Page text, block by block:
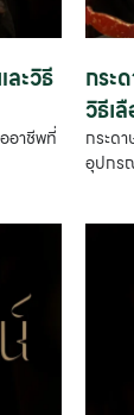
ะวิธี
อาชีพที่
กระ
วิธีเ
กระด
อุปกร